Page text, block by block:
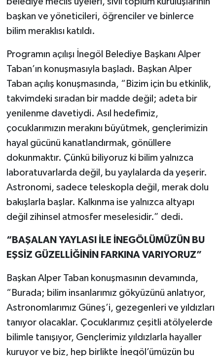
başkan ve yöneticileri, öğrenciler ve binlerce
bilim meraklısı katıldı.
Programın açılışı İnegöl Belediye Başkanı Alper
Taban’ın konuşmasıyla başladı. Başkan Alper
Taban açılış konuşmasında, “Bizim için bu etkinlik,
takvimdeki sıradan bir madde değil; adeta bir
yenilenme davetiydi. Asıl hedefimiz,
çocuklarımızın merakını büyütmek, gençlerimizin
hayal gücünü kanatlandırmak, gönüllere
dokunmaktır. Çünkü biliyoruz ki bilim yalnızca
laboratuvarlarda değil, bu yaylalarda da yeşerir.
Astronomi, sadece teleskopla değil, merak dolu
bakışlarla başlar. Kalkınma ise yalnızca altyapı
değil zihinsel atmosfer meselesidir.” dedi.
“BAŞALAN YAYLASI İLE İNEGÖLÜMÜZÜN BU
EŞSİZ GÜZELLİĞİNİN FARKINA VARIYORUZ”
Başkan Alper Taban konuşmasının devamında,
“Burada; bilim insanlarımız gökyüzünü anlatıyor,
Astronomlarımız Güneş’i, gezegenleri ve yıldızları
tanıyor olacaklar. Çocuklarımız çeşitli atölyelerde
bilimle tanışıyor, Gençlerimiz yıldızlarla hayaller
kuruyor ve biz, hep birlikte İnegöl’ümüzün bu